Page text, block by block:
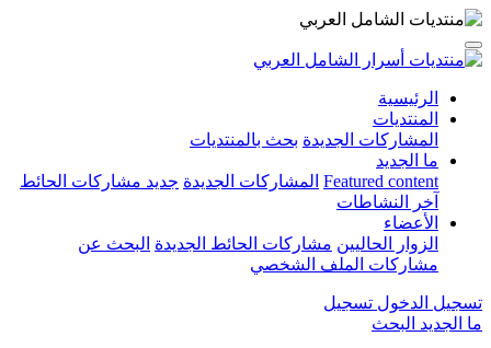
الرئيسية
المنتديات
المشاركات الجديدة بحث بالمنتديات
ما الجديد
Featured content المشاركات الجديدة جديد مشاركات الحائط
آخر النشاطات
الأعضاء
الزوار الحاليين مشاركات الحائط الجديدة البحث عن
مشاركات الملف الشخصي
تسجيل الدخول تسجيل
ما الجديد البحث